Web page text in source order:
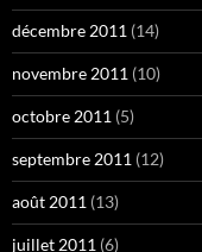
décembre 2011 (14)
novembre 2011 (10)
octobre 2011 (5)
septembre 2011 (12)
août 2011 (13)
juillet 2011 (6)